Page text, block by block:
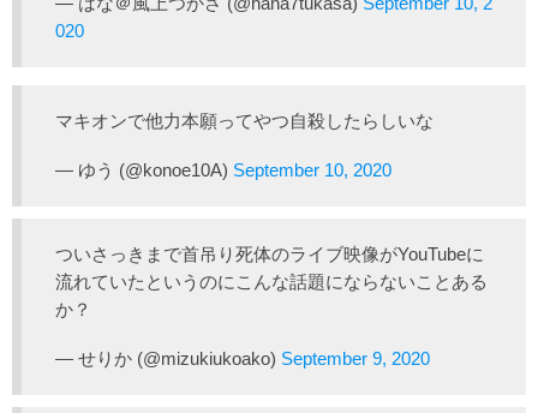
020
マキオンで他力本願ってやつ自殺したらしいな
— ゆう (@konoe10A) September 10, 2020
ついさっきまで首吊り死体のライブ映像がYouTubeに
流れていたというのにこんな話題にならないことある
か？
— せりか (@mizukiukoako) September 9, 2020